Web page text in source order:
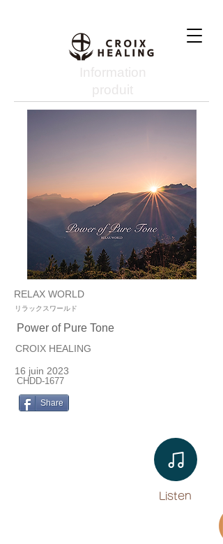
Information
produit
RELAX WORLD
リラックスワールド
Power of Pure Tone
CROIX HEALING
16 juin 2023
CHDD-1677
Share
Listen​